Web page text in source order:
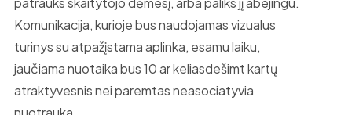
Komunikacija, kurioje bus naudojamas vizualus
turinys su atpažįstama aplinka, esamu laiku,
jaučiama nuotaika bus 10 ar keliasdešimt kartų
atraktyvesnis nei paremtas neasociatyvia